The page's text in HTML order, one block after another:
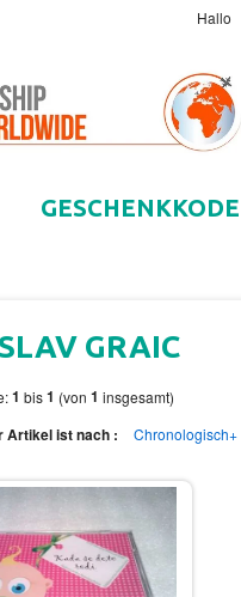
Hallo
GESCHENKKODE
GRAIC
1 bis1 (von 1 insgesamt)
Artikel ist nach : Chronologisch+